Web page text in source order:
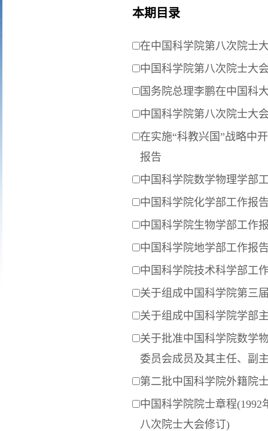
本期目录
在中国科学院第八次院士
中国科学院第八次院士大
国务院总理李鹏在中国科
中国科学院第八次院士大
在实施“科教兴国”战略中
报告
中国科学院数学物理学部
中国科学院化学部工作报
中国科学院生物学部工作
中国科学院地学部工作报
中国科学院技术科学部工
关于组成中国科学院第三
关于组成中国科学院学部
关于批准中国科学院数学
委员会成员及其主任、副
第二批中国科学院外籍院
中国科学院院士章程(1992
八次院士大会修订)